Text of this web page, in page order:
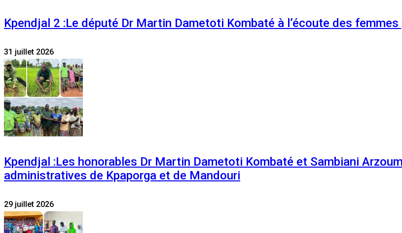
Kpendjal 2 :Le député Dr Martin Dametoti Kombaté à l’écoute des
31 juillet 2026
Kpendjal :Les honorables Dr Martin Dametoti Kombaté et Sambiani
administratives de Kpaporga et de Mandouri
29 juillet 2026